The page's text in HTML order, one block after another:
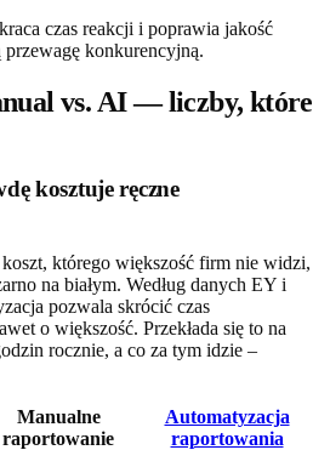
czas reakcji i poprawia jakość
konkurencyjną.
vs. AI — liczby, które
kosztuje ręczne
którego większość firm nie widzi,
na białym. Według danych EY i
pozwala skrócić czas
o większość. Przekłada się to na
rocznie, a co za tym idzie –
Manualne
raportowanie
Automatyzacja
raportowania